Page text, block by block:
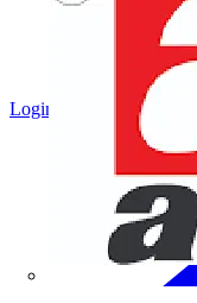
Login